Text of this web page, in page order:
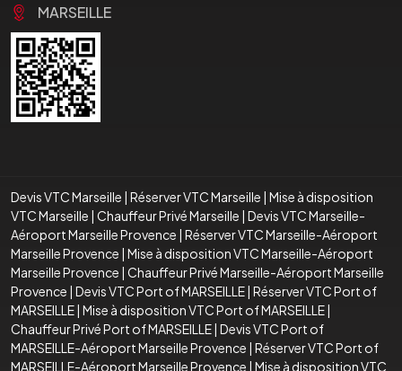
MARSEILLE
Devis VTC Marseille | Réserver VTC Marseille | Mise à disposition
VTC Marseille | Chauffeur Privé Marseille | Devis VTC Marseille-
Aéroport Marseille Provence | Réserver VTC Marseille-Aéroport
Marseille Provence | Mise à disposition VTC Marseille-Aéroport
Marseille Provence | Chauffeur Privé Marseille-Aéroport Marseille
Provence | Devis VTC Port of MARSEILLE| Réserver VTC Port of
MARSEILLE| Mise à disposition VTC Port of MARSEILLE|
Chauffeur Privé Port of MARSEILLE| Devis VTC Port of
MARSEILLE-Aéroport Marseille Provence | Réserver VTC Port of
MARSEILLE-Aéroport Marseille Provence | Mise à disposition VTC